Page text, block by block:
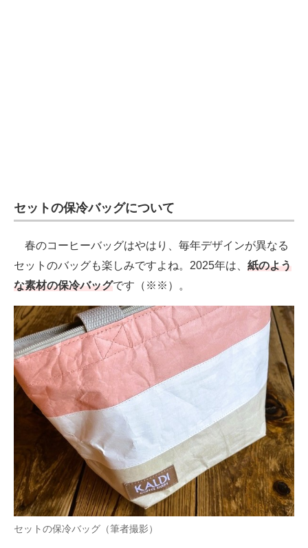
セットの保冷バッグについて
春のコーヒーバッグはやはり、毎年デザインが異なる
セットのバッグも楽しみですよね。2025年は、 紙のよう
な素材の保冷バッグです（※※）。
セットの保冷バッグ（筆者撮影）